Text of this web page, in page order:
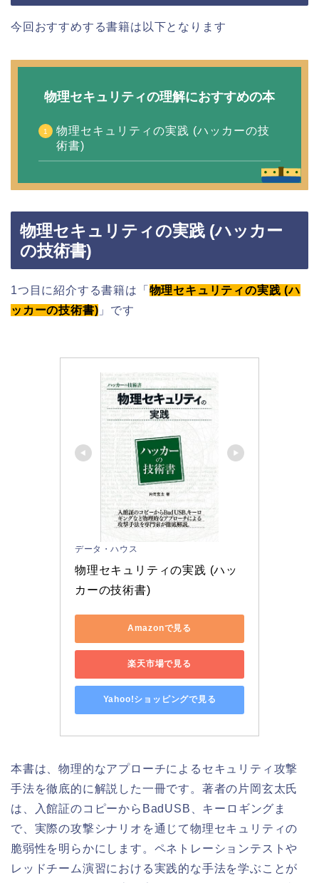
今回おすすめする書籍は以下となります
物理セキュリティの理解におすすめの本
物理セキュリティの実践 (ハッカーの技
術書)
物理セキュリティの実践 (ハッカー
の技術書)
1つ目に紹介する書籍は「 物理セキュリティの実践 (ハ
ッカーの技術書) 」です
データ・ハウス
物理セキュリティの実践 (ハッ
カーの技術書)
Amazonで見る
楽天市場で見る
Yahoo!ショッピングで見る
本書は、物理的なアプローチによるセキュリティ攻撃
手法を徹底的に解説した一冊です。著者の片岡玄太氏
は、入館証のコピーからBadUSB、キーロギングま
で、実際の攻撃シナリオを通じて物理セキュリティの
脆弱性を明らかにします。ペネトレーションテストや
レッドチーム演習における実践的な手法を学ぶことが